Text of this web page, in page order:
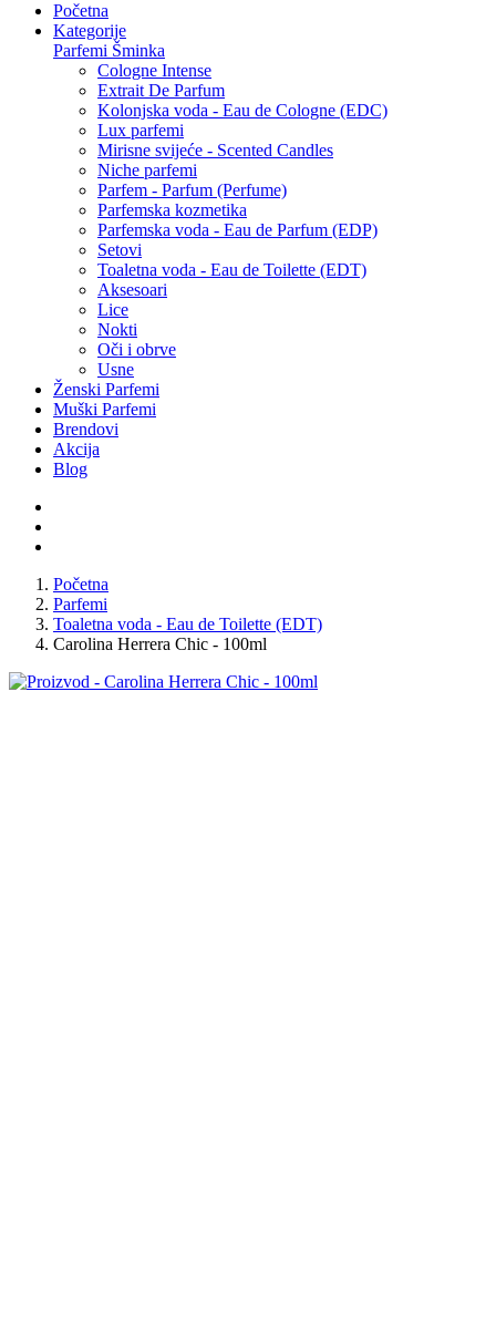
Početna
Kategorije
Parfemi Šminka
Cologne Intense
Extrait De Parfum
Kolonjska voda - Eau de Cologne (EDC)
Lux parfemi
Mirisne svijeće - Scented Candles
Niche parfemi
Parfem - Parfum (Perfume)
Parfemska kozmetika
Parfemska voda - Eau de Parfum (EDP)
Setovi
Toaletna voda - Eau de Toilette (EDT)
Aksesoari
Lice
Nokti
Oči i obrve
Usne
Ženski Parfemi
Muški Parfemi
Brendovi
Akcija
Blog
Početna
Parfemi
Toaletna voda - Eau de Toilette (EDT)
Carolina Herrera Chic - 100ml